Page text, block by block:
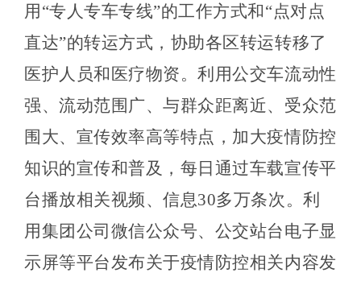
用“专人专车专线”的工作方式和“点对点
直达”的转运方式，协助各区转运转移了
医护人员和医疗物资。利用公交车流动性
强、流动范围广、与群众距离近、受众范
围大、宣传效率高等特点，加大疫情防控
知识的宣传和普及，每日通过车载宣传平
台播放相关视频、信息30多万条次。利
用集团公司微信公众号、公交站台电子显
示屏等平台发布关于疫情防控相关内容发